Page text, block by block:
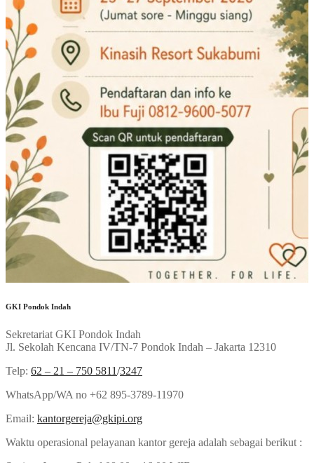
GKI Pondok Indah
Sekretariat GKI Pondok Indah
Jl. Sekolah Kencana IV/TN-7 Pondok Indah – Jakarta 12310
Telp: 62 – 21 – 750 5811/3247
WhatsApp/WA no +62 895-3789-11970
Email: kantorgereja@gkipi.org
Waktu operasional pelayanan kantor gereja adalah sebagai berikut :